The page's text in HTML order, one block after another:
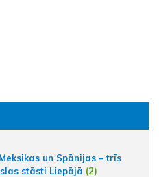
un Spānijas – trīs
stāsti Liepājā (2)